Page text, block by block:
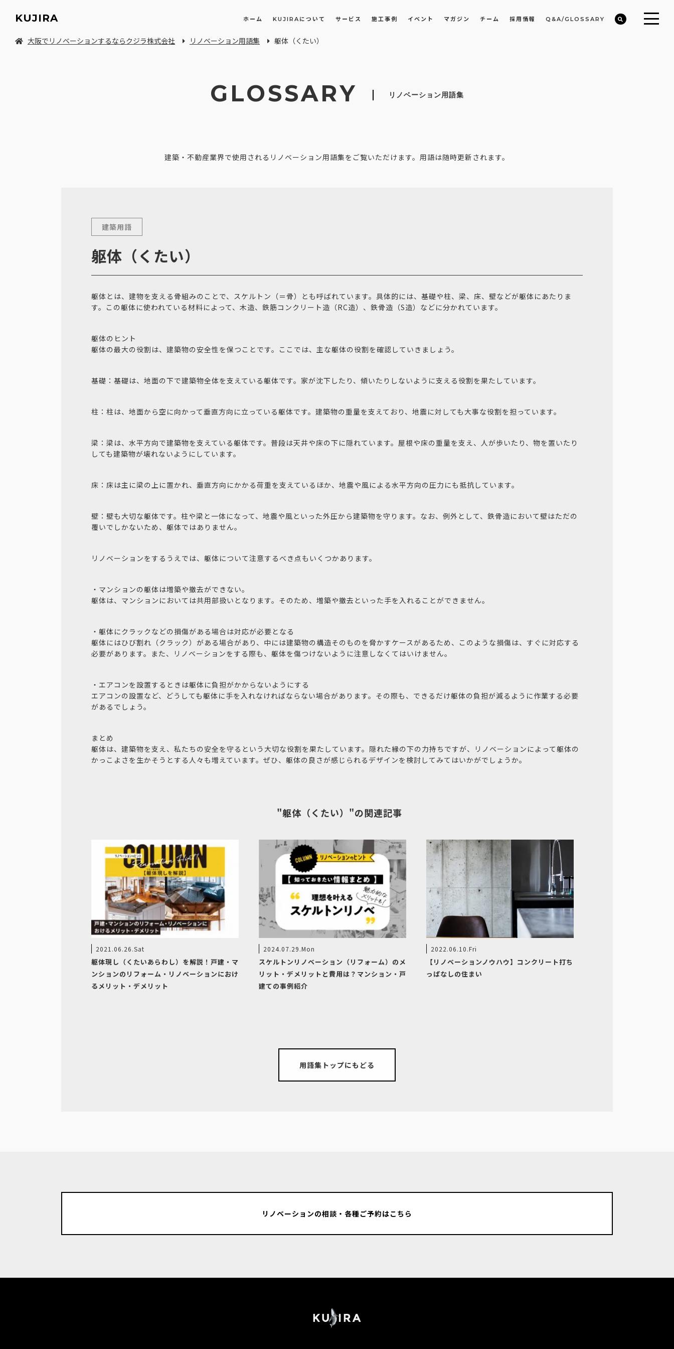
KUJIRA ホーム KUJIRAについて サービス 施工事例 イベント マガジン チーム 採用情報 Q&A/GLOSSARY
大阪でリノベーションするならクジラ株式会社 リノベーション用語集 躯体（くたい）
GLOSSARY リノベーション用語集
建築・不動産業界で使用されるリノベーション用語集をご覧いただけます。用語は随時更新されます。
建築用語
躯体（くたい）
躯体とは、建物を支える骨組みのことで、スケルトン（＝骨）とも呼ばれています。具体的には、基礎や柱、梁、床、壁などが躯体にあたりま
す。この躯体に使われている材料によって、木造、鉄筋コンクリート造（RC造）、鉄骨造（S造）などに分かれています。
躯体のヒント
躯体の最大の役割は、建築物の安全性を保つことです。ここでは、主な躯体の役割を確認していきましょう。
基礎：基礎は、地面の下で建築物全体を支えている躯体です。家が沈下したり、傾いたりしないように支える役割を果たしています。
柱：柱は、地面から空に向かって垂直方向に立っている躯体です。建築物の重量を支えており、地震に対しても大事な役割を担っています。
梁：梁は、水平方向で建築物を支えている躯体です。普段は天井や床の下に隠れています。屋根や床の重量を支え、人が歩いたり、物を置いたり
しても建築物が壊れないようにしています。
床：床は主に梁の上に置かれ、垂直方向にかかる荷重を支えているほか、地震や風による水平方向の圧力にも抵抗しています。
壁：壁も大切な躯体です。柱や梁と一体になって、地震や風といった外圧から建築物を守ります。なお、例外として、鉄骨造において壁はただの
覆いでしかないため、躯体ではありません。
リノベーションをするうえでは、躯体について注意するべき点もいくつかあります。
・マンションの躯体は増築や撤去ができない。
躯体は、マンションにおいては共用部扱いとなります。そのため、増築や撤去といった手を入れることができません。
・躯体にクラックなどの損傷がある場合は対応が必要となる
躯体にはひび割れ（クラック）がある場合があり、中には建築物の構造そのものを脅かすケースがあるため、このような損傷は、すぐに対応する
必要があります。また、リノベーションをする際も、躯体を傷つけないように注意しなくてはいけません。
・エアコンを設置するときは躯体に負担がかからないようにする
エアコンの設置など、どうしても躯体に手を入れなければならない場合があります。その際も、できるだけ躯体の負担が減るように作業する必要
があるでしょう。
まとめ
躯体は、建築物を支え、私たちの安全を守るという大切な役割を果たしています。隠れた縁の下の力持ちですが、リノベーションによって躯体の
かっこよさを生かそうとする人々も増えています。ぜひ、躯体の良さが感じられるデザインを検討してみてはいかがでしょうか。
"躯体（くたい）"の関連記事
2021.06.26.Sat
躯体現し（くたいあらわし）を解説！戸建・マ
ンションのリフォーム・リノベーションにおけ
るメリット・デメリット
2024.07.29.Mon
スケルトンリノベーション（リフォーム）のメ
リット・デメリットと費用は？マンション・戸
建ての事例紹介
2022.06.10.Fri
【リノベーションノウハウ】コンクリート打ち
っぱなしの住まい
用語集トップにもどる
リノベーションの相談・各種ご予約はこちら